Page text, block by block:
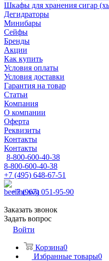
Шкафы для хранения сигар
Дегидраторы
Минибары
Сейфы
Бренды
Акции
Как купить
Условия оплаты
Условия доставки
Гарантия на товар
Статьи
Компания
О компании
Оферта
Реквизиты
Контакты
Контакты
8-800-600-40-38
8-800-600-40-38
+7 (495) 648-67-51
+7 (967) 051-95-90
Заказать звонок
Задать вопрос
Войти
Корзина0
Избранные товары0